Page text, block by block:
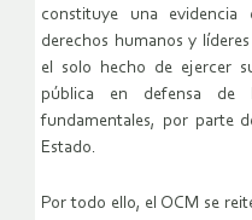
constituye una
derechos humanos y
el solo hecho de ejercer
pública en defensa de
fundamentales, por parte
Estado.
Por todo ello, el OCM se